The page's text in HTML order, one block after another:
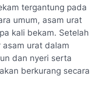
tergantung pada
umum, asam urat
kali bekam. Setelah
urat dalam
dan nyeri serta
berkurang secara